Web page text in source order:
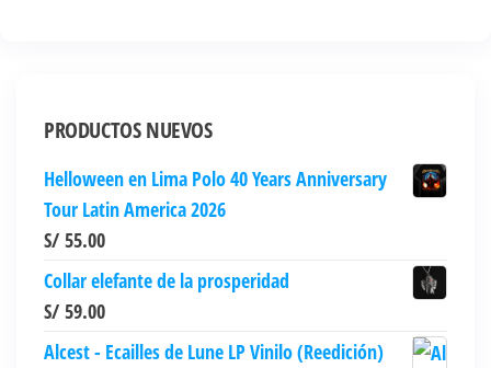
elegir
página
producto
PRODUCTOS NUEVOS
Helloween en Lima Polo 40 Years Anniversary
Tour Latin America 2026
S/ 55.00
Collar elefante de la prosperidad
S/ 59.00
Alcest - Ecailles de Lune LP Vinilo (Reedición)